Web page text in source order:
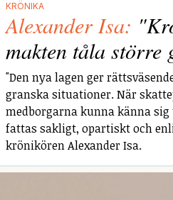
KRÖNIKA
Alexander Isa:
makten tåla större
"Den nya lagen ger
granska situationer. När
medborgarna kunna känna
fattas sakligt, opartiskt och
krönikören Alexander Isa.